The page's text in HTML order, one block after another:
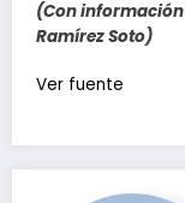
(Con información
Ramírez Soto)
Navegación
entradas
Ver fuente